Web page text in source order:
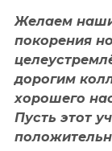
Желаем
покорения
дорогим
хорошего
Пусть этот